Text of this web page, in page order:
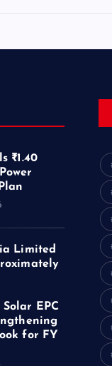
₹1.40
Limited
Solar EPC
for FY